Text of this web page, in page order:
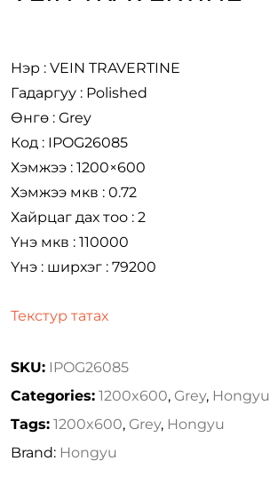
Нэр : VEIN TRAVERTINE
Гадаргуу : Polished
Өнгө : Grey
Код : IPOG26085
Хэмжээ : 1200×600
Хэмжээ мкв : 0.72
Хайрцаг дах тоо : 2
Үнэ мкв : 110000
Үнэ : ширхэг : 79200
Текстур татах
SKU: IPOG26085
Categories: 1200x600, Grey, Hongyu
Tags: 1200x600, Grey, Hongyu
Brand: Hongyu